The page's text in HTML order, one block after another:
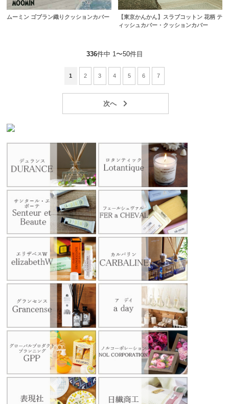
ムーミン ゴブラン織りクッションカバー
【東京かんかん】スラブコットン 花柄 テ
ィッシュカバー・クッションカバー
336件中 1〜50件目
1 2 3 4 5 6 7